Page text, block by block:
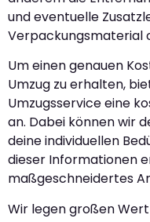
und eventuelle
Verpackungsmaterial
Um einen genauen
Umzug zu erhalten,
Umzugsservice eine
an. Dabei können wir
deine individuellen
dieser Informationen
maßgeschneidertes
Wir legen großen